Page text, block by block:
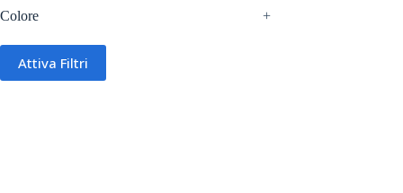
Colore +
Attiva Filtri